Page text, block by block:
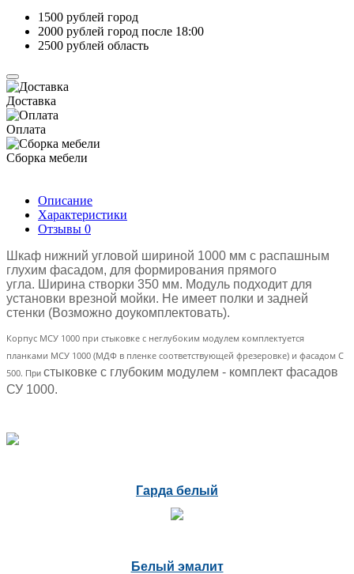
1500 рублей город
2000 рублей город после 18:00
2500 рублей область
Доставка
Оплата
Сборка мебели
Описание
Характеристики
Отзывы 0
Шкаф нижний угловой шириной 1000 мм с распашным
глухим фасадом, для формирования прямого
угла. Ширина створки 350 мм. Модуль подходит для
установки врезной мойки. Не имеет полки и задней
стенки (Возможно доукомплектовать).
Корпус МСУ 1000 при стыковке с неглубоким модулем комплектуется
планками МСУ 1000 (МДФ в пленке соответствующей фрезеровке) и фасадом С
500. При стыковке с глубоким модулем - комплект фасадов
СУ 1000.
Гарда белый
Белый эмалит